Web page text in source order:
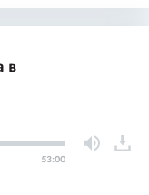
в
53:00